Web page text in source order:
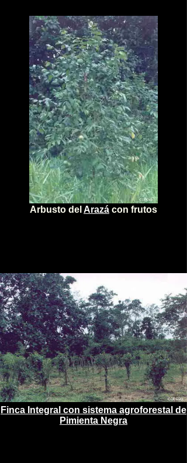
Finca Integral con sistema agroforestal de
Pimienta Negra
Arbusto del Arazá con frutos